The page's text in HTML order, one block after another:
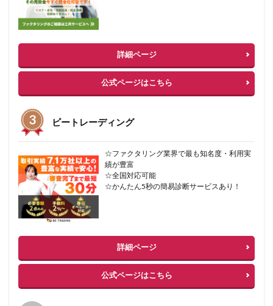
詳細ページ
公式ページはこちら
ビートレーディング
☆ファクタリング業界で最も知名度・利用実
績が豊富
☆全国対応可能
☆かんたん5秒の簡易診断サービスあり！
詳細ページ
公式ページはこちら